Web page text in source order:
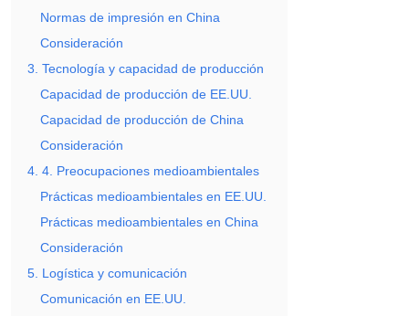
Normas de impresión en China
Consideración
3. Tecnología y capacidad de producción
Capacidad de producción de EE.UU.
Capacidad de producción de China
Consideración
4. 4. Preocupaciones medioambientales
Prácticas medioambientales en EE.UU.
Prácticas medioambientales en China
Consideración
5. Logística y comunicación
Comunicación en EE.UU.